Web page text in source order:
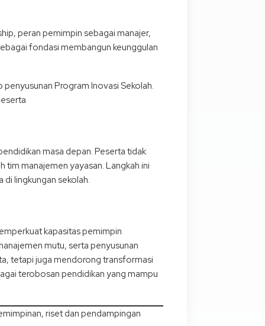
peran pemimpin sebagai manajer,
fondasi membangun keunggulan
Program Inovasi Sekolah.
masa depan. Peserta tidak
tim manajemen yayasan. Langkah ini
lingkungan sekolah.
kapasitas pemimpin
mutu, serta penyusunan
tetapi juga mendorong transformasi
terobosan pendidikan yang mampu
riset dan pendampingan